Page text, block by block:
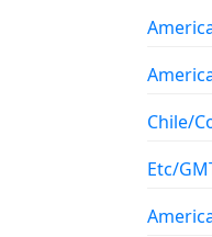
Chile/
Etc/